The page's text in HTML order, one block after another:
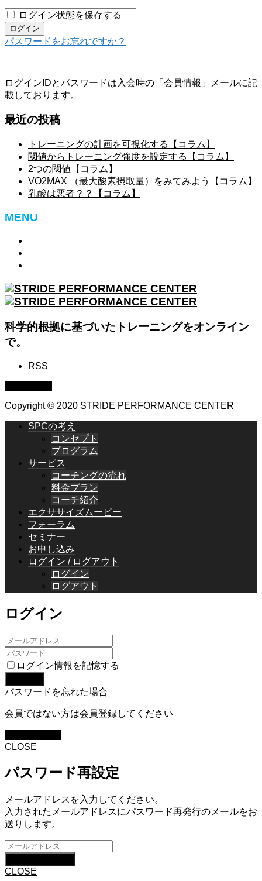
ログイン状態を保存する
パスワードをお忘れですか？
ログインIDとパスワードは入会時の「会員情報」メールに記
載しております。
最近の投稿
トレーニングの計画を可視化する【コラム】
閾値からトレーニング強度を設定する【コラム】
2つの閾値【コラム】
VO2MAX （最大酸素摂取量）をみてみよう【コラム】
乳酸は悪者？？【コラム】
MENU
科学的根拠に基づいたトレーニングをオンライン
で。
RSS
Copyright © 2020 STRIDE PERFORMANCE CENTER
SPCの考え
コンセプト
プログラム
サービス
コーチングの流れ
料金プラン
コーチ紹介
エクササイズムービー
フォーラム
セミナー
お申し込み
ログイン / ログアウト
ログイン
ログアウト
ログイン
ログイン情報を記憶する
パスワードを忘れた場合
会員ではない方は会員登録してください
CLOSE
パスワード再設定
メールアドレスを入力してください。
入力されたメールアドレスにパスワード再発行のメールをお
送りします。
CLOSE